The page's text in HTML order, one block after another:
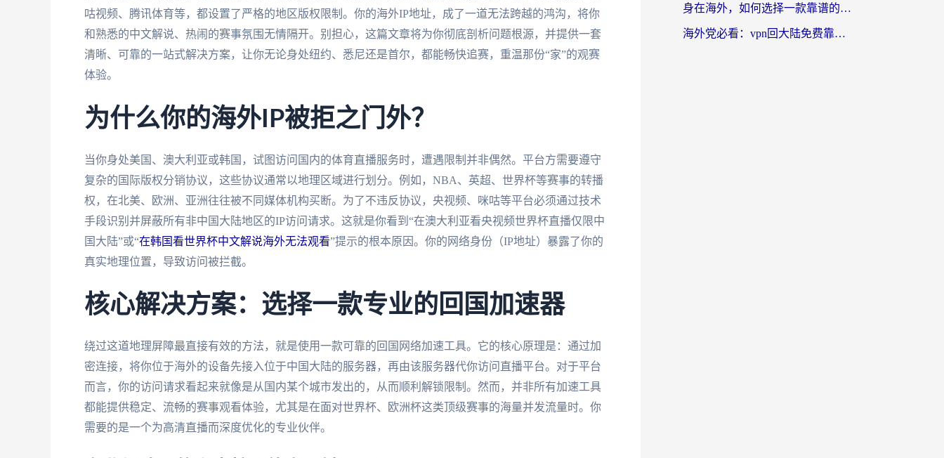
咕视频、腾讯体育等，都设置了严格的地区版权限制。你的海外IP地址，成了一道无法跨越的鸿沟，将你
和熟悉的中文解说、热闹的赛事氛围无情隔开。别担心，这篇文章将为你彻底剖析问题根源，并提供一套
清晰、可靠的一站式解决方案，让你无论身处纽约、悉尼还是首尔，都能畅快追赛，重温那份“家”的观赛
体验。
为什么你的海外IP被拒之门外？
当你身处美国、澳大利亚或韩国，试图访问国内的体育直播服务时，遭遇限制并非偶然。平台方需要遵守
复杂的国际版权分销协议，这些协议通常以地理区域进行划分。例如，NBA、英超、世界杯等赛事的转播
权，在北美、欧洲、亚洲往往被不同媒体机构买断。为了不违反协议，央视频、咪咕等平台必须通过技术
手段识别并屏蔽所有非中国大陆地区的IP访问请求。这就是你看到“在澳大利亚看央视频世界杯直播仅限中
国大陆”或“在韩国看世界杯中文解说海外无法观看”提示的根本原因。你的网络身份（IP地址）暴露了你的
真实地理位置，导致访问被拦截。
核心解决方案：选择一款专业的回国加速器
绕过这道地理屏障最直接有效的方法，就是使用一款可靠的回国网络加速工具。它的核心原理是：通过加
密连接，将你位于海外的设备先接入位于中国大陆的服务器，再由该服务器代你访问直播平台。对于平台
而言，你的访问请求看起来就像是从国内某个城市发出的，从而顺利解锁限制。然而，并非所有加速工具
都能提供稳定、流畅的赛事观看体验，尤其是在面对世界杯、欧洲杯这类顶级赛事的海量并发流量时。你
需要的是一个为高清直播而深度优化的专业伙伴。
身在海外，如何选择一款靠谱的加速国内网络的加速器？
海外党必看：vpn回大陆免费靠谱吗？3步选对加速器实现无缝刷国内资源